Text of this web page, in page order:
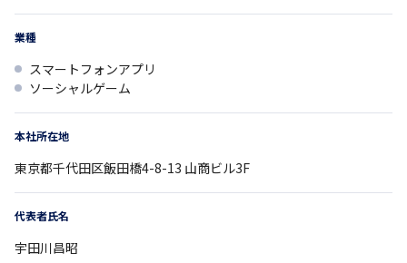
業種
スマートフォンアプリ
ソーシャルゲーム
本社所在地
東京都千代田区飯田橋4-8-13 山商ビル3F
代表者氏名
宇田川昌昭